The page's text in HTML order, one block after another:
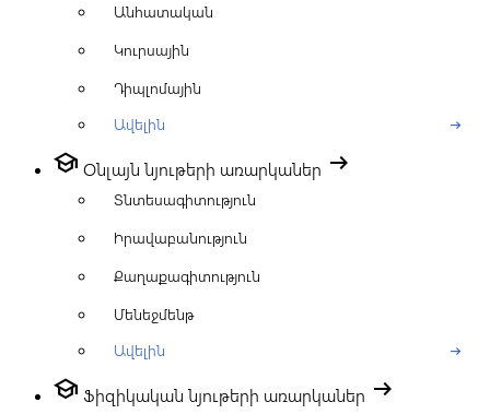
Անհատական
Կուրսային
Դիպլոմային
Ավելին
arrow_right_alt
school Օնլայն նյութերի առարկաներ arrow_right_alt
Տնտեսագիտություն
Իրավաբանություն
Քաղաքագիտություն
Մենեջմենթ
Ավելին
arrow_right_alt
school Ֆիզիկական նյութերի առարկաներ arrow_right_alt